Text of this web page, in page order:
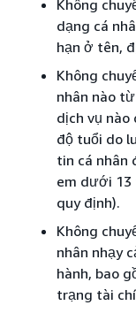
Không
dạng cá
hạn ở tên,
Không
nhân nào
dịch vụ
độ tuổi do
tin cá
em dưới 13
quy định).
Không
nhân nhạy
hành, bao
trạng tài